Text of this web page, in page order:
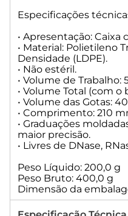
Especificações
• Apresentação:
• Material: Polietileno
Densidade (LDPE).
• Não estéril.
• Volume de Trabalho:
• Volume Total (com o
• Volume das Gotas:
• Comprimento: 210
• Graduações
maior precisão.
• Livres de DNase,
Peso Líquido: 200,0 g
Peso Bruto: 400,0 g
Dimensão da